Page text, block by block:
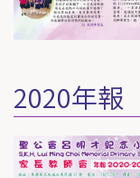
2020年報